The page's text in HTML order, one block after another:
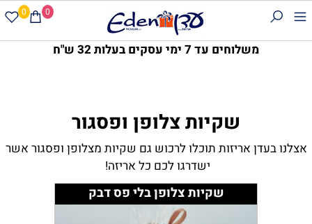
משלוחים עד 7 ימי עסקים בעלות 32 ש"ח
0 0
שקיות צלופן ופסגור
אצלנו בעדן אריזות תוכלו לרכוש גם שקיות מצלופן ופסגור אשר
ישדרגו לכם כל אריזה!
שקיות צלופן בלי פס דבק